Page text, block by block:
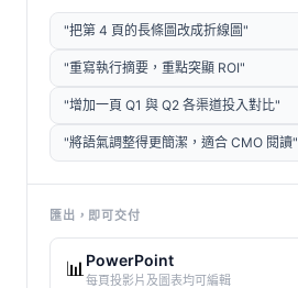
"把第 4 頁的長條圖改成折線圖"
"重寫執行摘要，重點突顯 ROI"
"增加一頁 Q1 與 Q2 各渠道投入對比"
"將語氣調整得更簡潔，適合 CMO 閱讀"
匯出，即可交付
📊 PowerPoint
每頁投影片及圖表均可編輯